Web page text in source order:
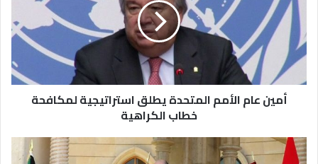
أمين عام الأمم المتحدة يطلق استراتيجية لمكافحة
خطاب الكراهية